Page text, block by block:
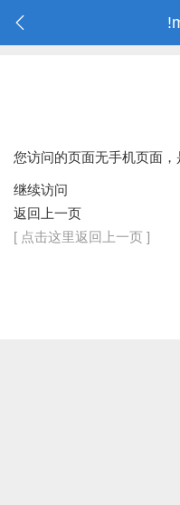
您访问的页面无手机页面
继续访问
返回上一页
[ 点击这里返回上一页 ]